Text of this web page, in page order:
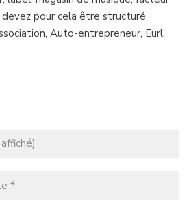
devez pour cela être structuré
Auto-entrepreneur, Eurl,